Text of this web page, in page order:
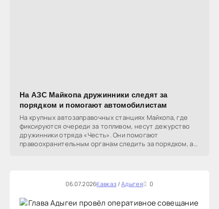
На АЗС Майкопа дружинники следят за
порядком и помогают автомобилистам
На крупных автозаправочных станциях Майкопа, где
фиксируются очереди за топливом, несут дежурство
дружинники отряда «Честь». Они помогают
правоохранительным органам следить за порядком, а
06.07.2026Кавказ/Адыгея 0